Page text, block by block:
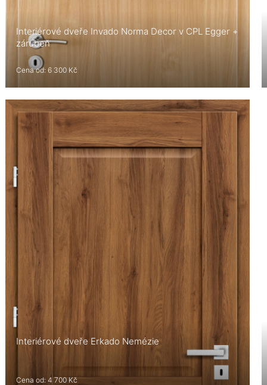
Interiérové dveře Invado Norma Decor v CPL Egger +
zárubeň
Cena od: 6 300 Kč
Interiérové dveře Erkado Nemézie
Cena od: 4 700 Kč